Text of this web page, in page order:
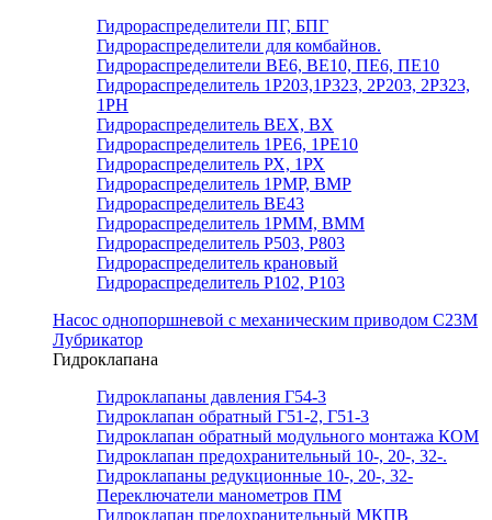
Гидрораспределители ПГ, БПГ
Гидрораспределители для комбайнов.
Гидрораспределители ВЕ6, ВЕ10, ПЕ6, ПЕ10
Гидрораспределитель 1Р203,1Р323, 2Р203, 2Р323,
1РН
Гидрораспределитель ВЕХ, ВХ
Гидрораспределитель 1РЕ6, 1РЕ10
Гидрораспределитель РХ, 1РХ
Гидрораспределитель 1РМР, ВМР
Гидрораспределитель ВЕ43
Гидрораспределитель 1РММ, ВММ
Гидрораспределитель Р503, Р803
Гидрораспределитель крановый
Гидрораспределитель Р102, Р103
Насос однопоршневой с механическим приводом С23М
Лубрикатор
Гидроклапана
Гидроклапаны давления Г54-3
Гидроклапан обратный Г51-2, Г51-3
Гидроклапан обратный модульного монтажа КОМ
Гидроклапан предохранительный 10-, 20-, 32-.
Гидроклапаны редукционные 10-, 20-, 32-
Переключатели манометров ПМ
Гидроклапан предохранительный МКПВ